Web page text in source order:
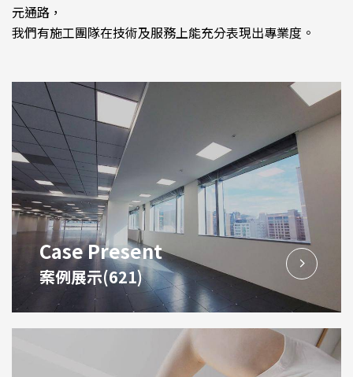
元通路，
我們有施工團隊在技術及服務上能充分表現出專業度。
Case Present
案例展示(621)